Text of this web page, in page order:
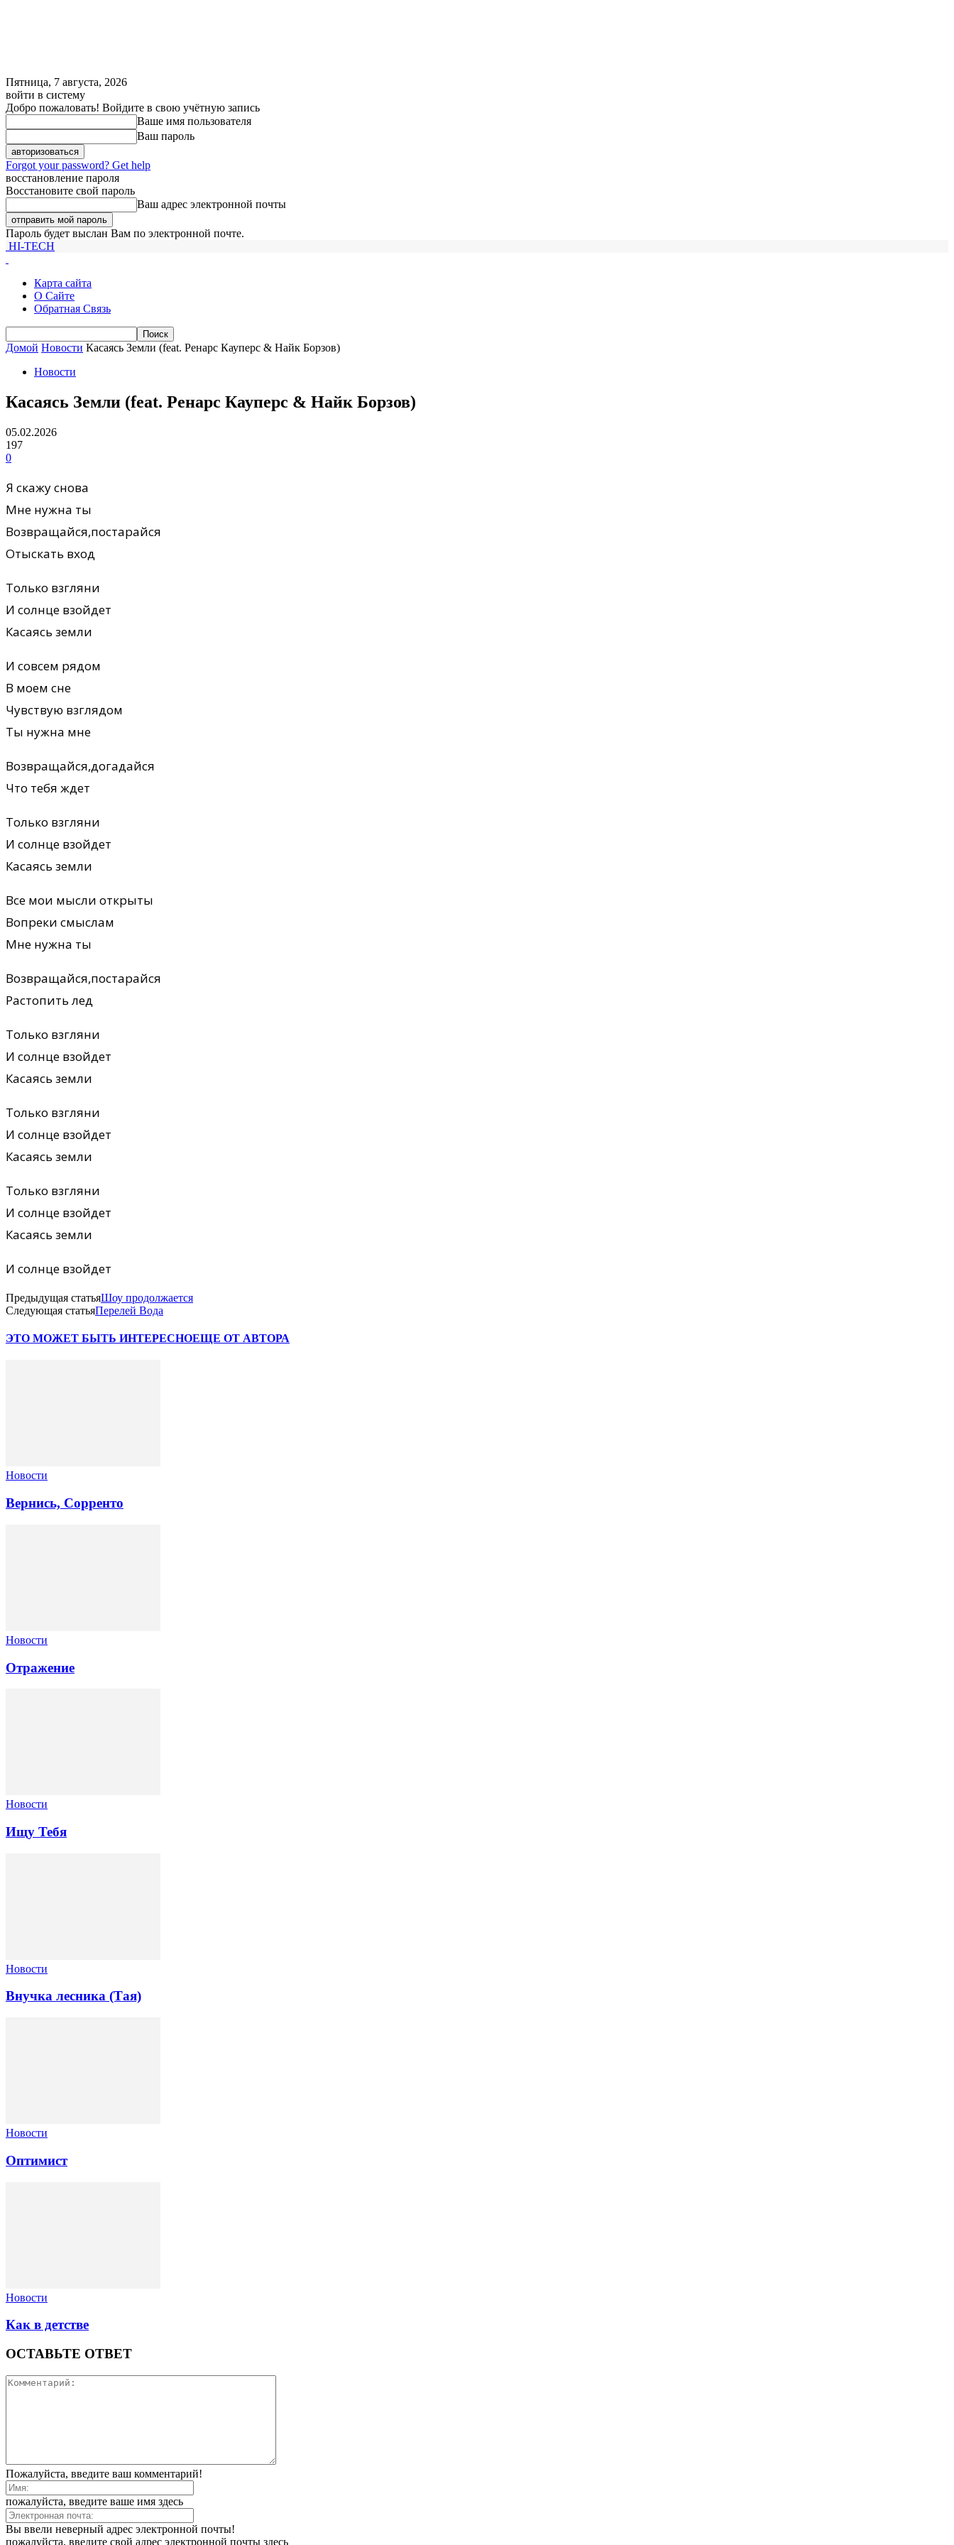
Пятница, 7 августа, 2026
войти в систему
Добро пожаловать! Войдите в свою учётную запись
Ваше имя пользователя
Ваш пароль
Forgot your password? Get help
восстановление пароля
Восстановите свой пароль
Ваш адрес электронной почты
Пароль будет выслан Вам по электронной почте.
HI-TECH
Карта сайта
О Сайте
Обратная Связь
Домой Новости Касаясь Земли (feat. Ренарс Кауперс & Найк Борзов)
Новости
Касаясь Земли (feat. Ренарс Кауперс & Найк Борзов)
05.02.2026
197
0
Я скажу снова
Мне нужна ты
Возвращайся,постарайся
Отыскать вход
Только взгляни
И солнце взойдет
Касаясь земли
И совсем рядом
В моем сне
Чувствую взглядом
Ты нужна мне
Возвращайся,догадайся
Что тебя ждет
Только взгляни
И солнце взойдет
Касаясь земли
Все мои мысли открыты
Вопреки смыслам
Мне нужна ты
Возвращайся,постарайся
Растопить лед
Только взгляни
И солнце взойдет
Касаясь земли
Только взгляни
И солнце взойдет
Касаясь земли
Только взгляни
И солнце взойдет
Касаясь земли
И солнце взойдет
Предыдущая статьяШоу продолжается
Следующая статьяПерелей Вода
ЭТО МОЖЕТ БЫТЬ ИНТЕРЕСНОЕЩЕ ОТ АВТОРА
Новости
Вернись, Сорренто
Новости
Отражение
Новости
Ищу Тебя
Новости
Внучка лесника (Тая)
Новости
Оптимист
Новости
Как в детстве
ОСТАВЬТЕ ОТВЕТ
Пожалуйста, введите ваш комментарий!
пожалуйста, введите ваше имя здесь
Вы ввели неверный адрес электронной почты!
пожалуйста, введите свой адрес электронной почты здесь